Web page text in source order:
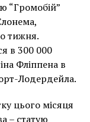
и
графіті, що
на стіні в
8 серпня 2021
“Громобій”
тижня.
в 300 000
Фліппена в
Лодердейла.
цього місяця
– статую